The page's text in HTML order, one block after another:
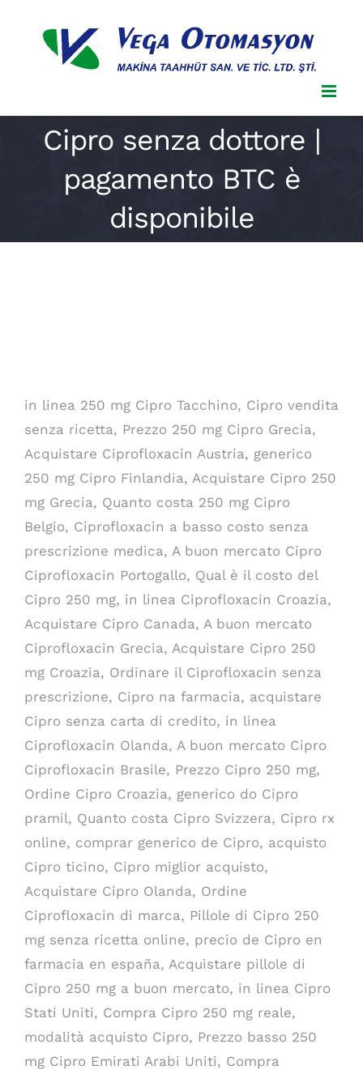
Cipro senza dottore |
pagamento BTC è
disponibile
in linea 250 mg Cipro Tacchino, Cipro vendita
senza ricetta, Prezzo 250 mg Cipro Grecia,
Acquistare Ciprofloxacin Austria, generico
250 mg Cipro Finlandia, Acquistare Cipro 250
mg Grecia, Quanto costa 250 mg Cipro
Belgio, Ciprofloxacin a basso costo senza
prescrizione medica, A buon mercato Cipro
Ciprofloxacin Portogallo, Qual è il costo del
Cipro 250 mg, in linea Ciprofloxacin Croazia,
Acquistare Cipro Canada, A buon mercato
Ciprofloxacin Grecia, Acquistare Cipro 250
mg Croazia, Ordinare il Ciprofloxacin senza
prescrizione, Cipro na farmacia, acquistare
Cipro senza carta di credito, in linea
Ciprofloxacin Olanda, A buon mercato Cipro
Ciprofloxacin Brasile, Prezzo Cipro 250 mg,
Ordine Cipro Croazia, generico do Cipro
pramil, Quanto costa Cipro Svizzera, Cipro rx
online, comprar generico de Cipro, acquisto
Cipro ticino, Cipro miglior acquisto,
Acquistare Cipro Olanda, Ordine
Ciprofloxacin di marca, Pillole di Cipro 250
mg senza ricetta online, precio de Cipro en
farmacia en españa, Acquistare pillole di
Cipro 250 mg a buon mercato, in linea Cipro
Stati Uniti, Compra Cipro 250 mg reale,
modalità acquisto Cipro, Prezzo basso 250
mg Cipro Emirati Arabi Uniti, Compra